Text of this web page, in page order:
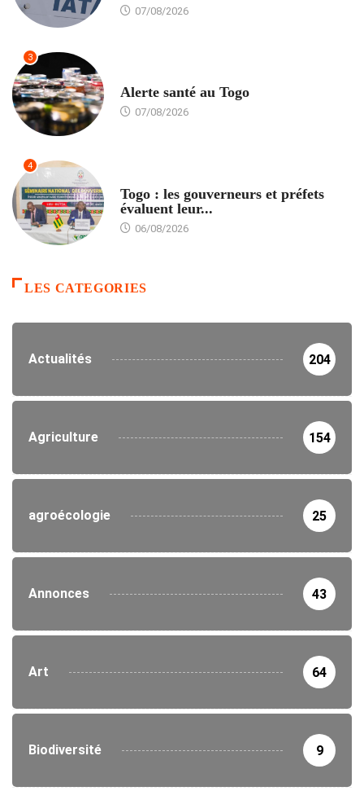
07/08/2026
3
Alerte santé au Togo
07/08/2026
4
Togo : les gouverneurs et préfets
évaluent leur...
06/08/2026
LES CATEGORIES
Actualités 204
Agriculture 154
agroécologie 25
Annonces 43
Art 64
Biodiversité 9